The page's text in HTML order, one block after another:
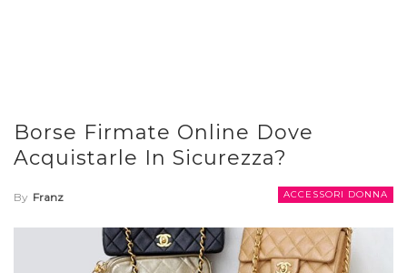
Borse Firmate Online Dove
Acquistarle In Sicurezza?
ACCESSORI DONNA
By Franz